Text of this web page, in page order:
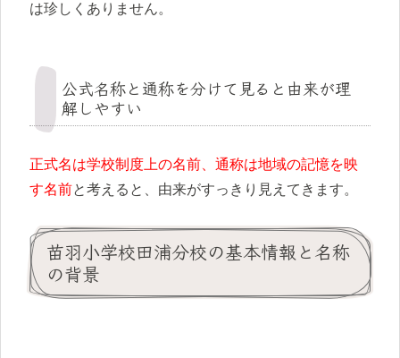
は珍しくありません。
公式名称と通称を分けて見ると由来が理
解しやすい
正式名は学校制度上の名前、通称は地域の記憶を映
す名前と考えると、由来がすっきり見えてきます。
苗羽小学校田浦分校の基本情報と名称
の背景